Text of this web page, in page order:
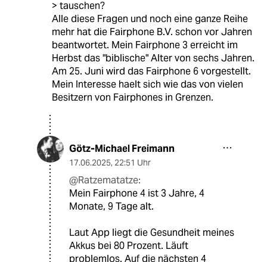
> tauschen?
Alle diese Fragen und noch eine ganze Reihe
mehr hat die Fairphone B.V. schon vor Jahren
beantwortet. Mein Fairphone 3 erreicht im
Herbst das "biblische" Alter von sechs Jahren.
Am 25. Juni wird das Fairphone 6 vorgestellt.
Mein Interesse haelt sich wie das von vielen
Besitzern von Fairphones in Grenzen.
Götz-Michael Freimann
17.06.2025, 22:51 Uhr
@Ratzematatze:
Mein Fairphone 4 ist 3 Jahre, 4
Monate, 9 Tage alt.
Laut App liegt die Gesundheit meines
Akkus bei 80 Prozent. Läuft
problemlos. Auf die nächsten 4